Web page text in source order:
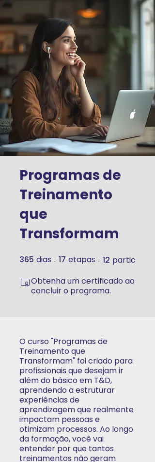
Programas de
Treinamento
que
Transformam
365 dias 365 dias
17 etapas 17 etapas
12
Obtenha um certificado ao
concluir o programa.
O curso "Programas de
Treinamento que
Transformam" foi criado para
profissionais que desejam ir
além do básico em T&D,
aprendendo a estruturar
experiências de
aprendizagem que realmente
impactam pessoas e
otimizam processos. Ao longo
da formação, você vai
entender por que tantos
treinamentos não geram